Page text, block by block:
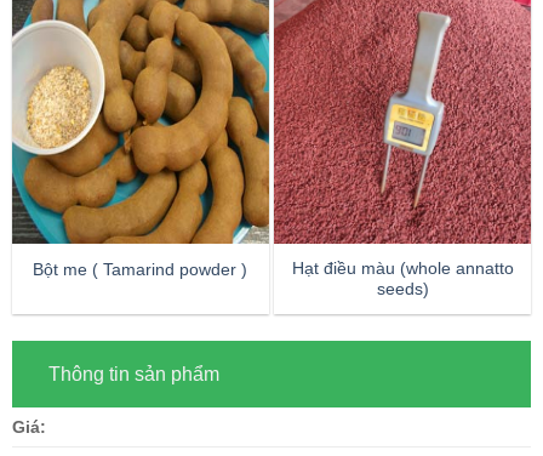
Bột me ( Tamarind powder )
Hạt điều màu (whole annatto
seeds)
Thông tin sản phẩm
Giá: